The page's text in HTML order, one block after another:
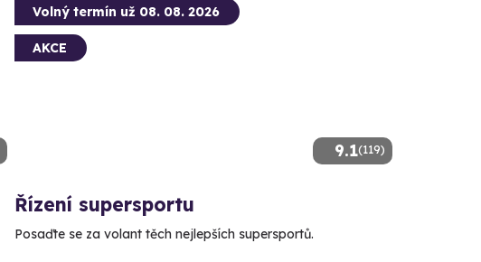
9.1(119)
Volný termín už 08. 08. 2026
AKCE
Řízení supersportu
Posaďte se za volant těch nejlepších supersportů.